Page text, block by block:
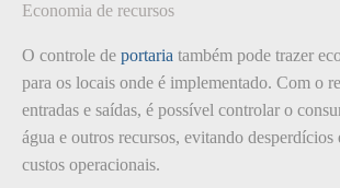
Economia de recursos
O controle de portaria também pode trazer
para os locais onde é implementado. Com o
entradas e saídas, é possível controlar o
água e outros recursos, evitando desperdícios
custos operacionais.